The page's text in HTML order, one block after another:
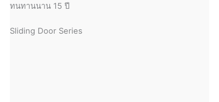
ทนทานนาน 15 ปี
Sliding Door Series